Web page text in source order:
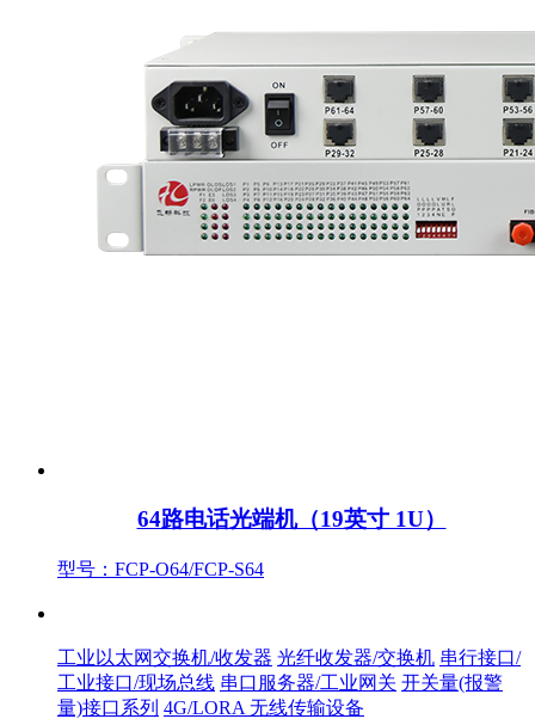
64路电话光端机（19英寸 1U）
型号：FCP-O64/FCP-S64
工业以太网交换机/收发器 光纤收发器/交换机 串行接口/
工业接口/现场总线 串口服务器/工业网关 开关量(报警
量)接口系列 4G/LORA 无线传输设备